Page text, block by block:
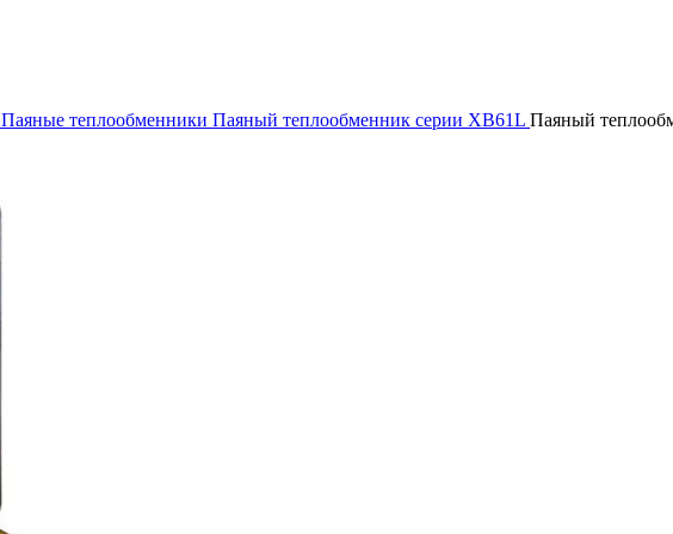
Паяные теплообменники Паяный теплообменник серии XB61L Паяный